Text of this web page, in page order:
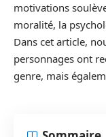
motivations
moralité, la
Dans cet article,
personnages ont
genre, mais